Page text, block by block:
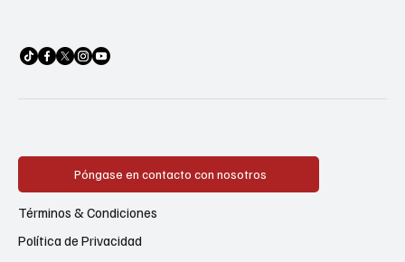
Póngase en contacto con nosotros
Política de Privacidad
Términos & Condiciones